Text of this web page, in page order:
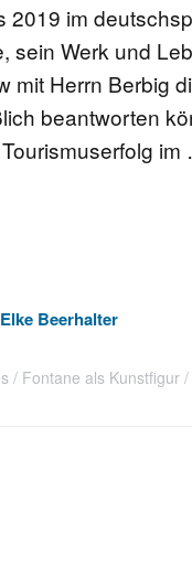
2019 im
sein Werk und
mit Herrn Berbig
beantworten
Elke Beerhalter
Fontane als Kunstfigur